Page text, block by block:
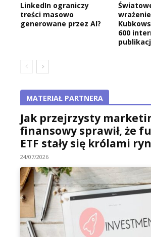
LinkedIn ograniczy
treści masowo
generowane przez AI?
600
MATERIAŁ PARTNERA
Jak przejrzysty
finansowy sprawił, że
ETF stały się królami
24/07/2026